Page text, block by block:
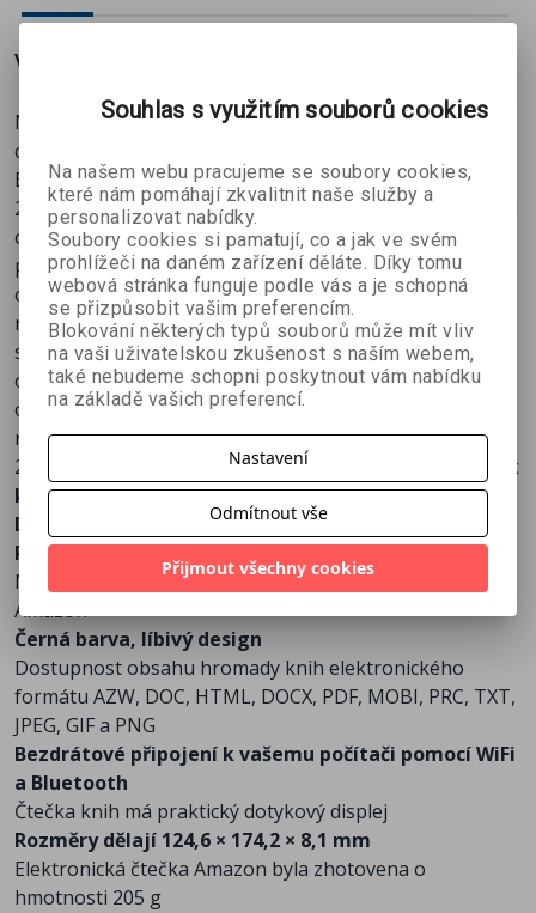
Více o knize
Není nad klasický papír, ale pro popojíždění v MHD či
cestování existují i efektivnější cesty k četbě.
Elektronická čtečka knih Amazon Kindle Paperwhite 5
2021 32GB (bez reklamy) zastiňuje konkurenci například
obřím displejem o velikosti úhlopříčky 6,8 ", vhodným k
prohlížení skript či grafických dokumentů. Funkci
osvícení displeje elektronické čtečky Amazon oceníte při
nedostatku světla a když např. nechcete nočním
svícením rušit spícího partnera. Možnost dotykového
ovládání zase přináší intuitivní způsob prohlížení
obsahu bez otravného cvakání. Tento model má
rozměry 124,6 × 174,2 × 8,1 mm, jeho hmotnost pak činí
205 g.
Vestavěná paměť o kapacitě 32 GB pojme tolik
knih, kolik si jen zamanete.
Důležité parametry čtečky e-knih Amazon Kindle
Paperwhite 5 2021 32GB (bez reklamy)
Na cesty se vám bude hodit elektronická čtečka knih
Amazon
Černá barva, líbivý design
Dostupnost obsahu hromady knih elektronického
formátu AZW, DOC, HTML, DOCX, PDF, MOBI, PRC, TXT,
JPEG, GIF a PNG
Bezdrátové připojení k vašemu počítači pomocí WiFi
a Bluetooth
Čtečka knih má praktický dotykový displej
Rozměry dělají 124,6 × 174,2 × 8,1 mm
Elektronická čtečka Amazon byla zhotovena o
hmotnosti 205 g
Souhlas s využitím souborů cookies
Na našem webu pracujeme se soubory cookies,
které nám pomáhají zkvalitnit naše služby a
personalizovat nabídky.
Soubory cookies si pamatují, co a jak ve svém
prohlížeči na daném zařízení děláte. Díky tomu
webová stránka funguje podle vás a je schopná
se přizpůsobit vašim preferencím.
Blokování některých typů souborů může mít vliv
na vaši uživatelskou zkušenost s naším webem,
také nebudeme schopni poskytnout vám nabídku
na základě vašich preferencí.
Nastavení
Odmítnout vše
Přijmout všechny cookies